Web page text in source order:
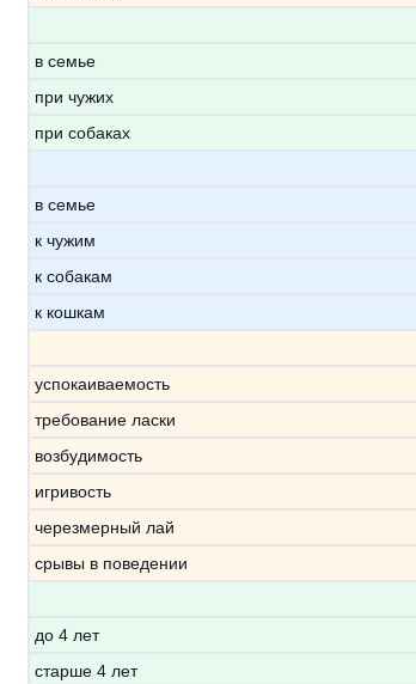
в семье
при чужих
при собаках
в семье
к чужим
к собакам
к кошкам
успокаиваемость
требование ласки
возбудимость
игривость
черезмерный лай
срывы в поведении
до 4 лет
старше 4 лет